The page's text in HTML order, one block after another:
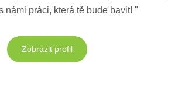
námi práci, která tě bude bavit! "
Zobrazit profil